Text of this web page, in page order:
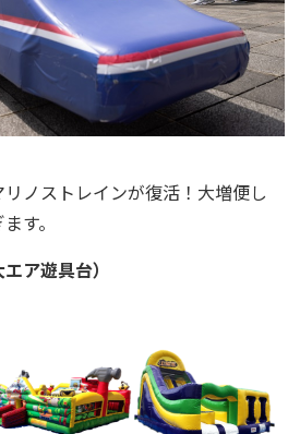
ノストレインが復活！大増便し
す。
ア遊具台）